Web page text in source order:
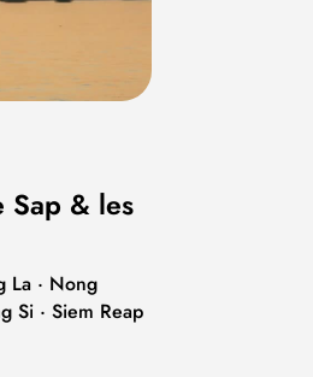
Sap & les
La · Nong
Si · Siem Reap